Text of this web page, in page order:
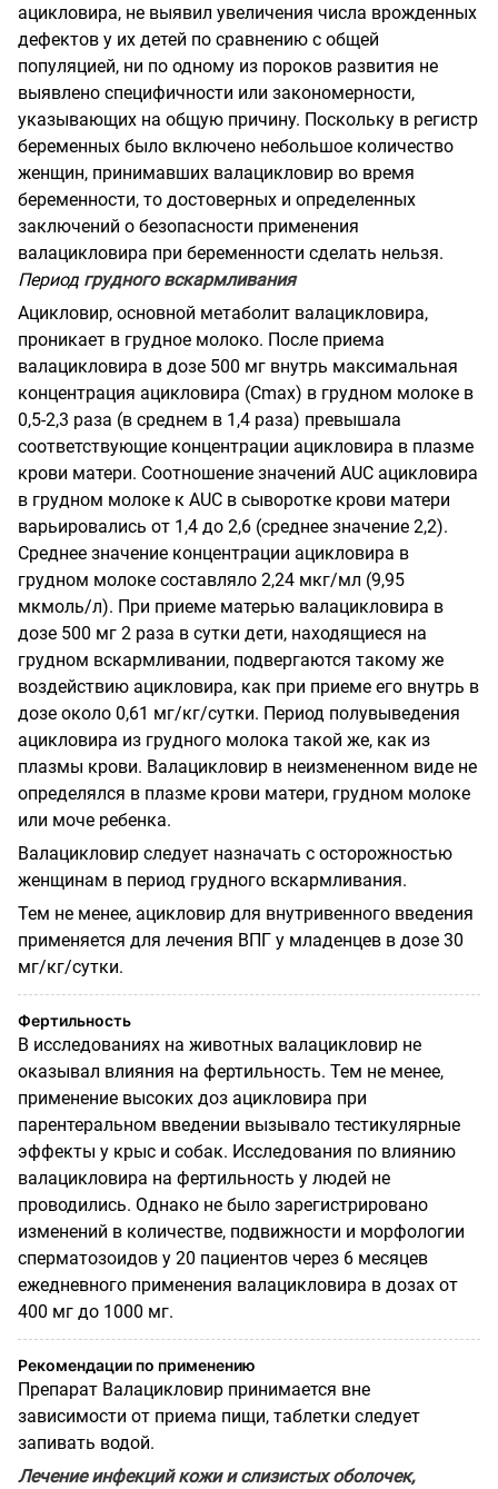
ацикловира, не выявил увеличения числа врожденных
дефектов у их детей по сравнению с общей
популяцией, ни по одному из пороков развития не
выявлено специфичности или закономерности,
указывающих на общую причину. Поскольку в регистр
беременных было включено небольшое количество
женщин, принимавших валацикловир во время
беременности, то достоверных и определенных
заключений о безопасности применения
валацикловира при беременности сделать нельзя.
Период грудного вскармливания
Ацикловир, основной метаболит валацикловира,
проникает в грудное молоко. После приема
валацикловира в дозе 500 мг внутрь максимальная
концентрация ацикловира (Сmах) в грудном молоке в
0,5-2,3 раза (в среднем в 1,4 раза) превышала
соответствующие концентрации ацикловира в плазме
крови матери. Соотношение значений AUC ацикловира
в грудном молоке к AUC в сыворотке крови матери
варьировались от 1,4 до 2,6 (среднее значение 2,2).
Среднее значение концентрации ацикловира в
грудном молоке составляло 2,24 мкг/мл (9,95
мкмоль/л). При приеме матерью валацикловира в
дозе 500 мг 2 раза в сутки дети, находящиеся на
грудном вскармливании, подвергаются такому же
воздействию ацикловира, как при приеме его внутрь в
дозе около 0,61 мг/кг/сутки. Период полувыведения
ацикловира из грудного молока такой же, как из
плазмы крови. Валацикловир в неизмененном виде не
определялся в плазме крови матери, грудном молоке
или моче ребенка.
Валацикловир следует назначать с осторожностью
женщинам в период грудного вскармливания.
Тем не менее, ацикловир для внутривенного введения
применяется для лечения ВПГ у младенцев в дозе 30
мг/кг/сутки.
Фертильность
В исследованиях на животных валацикловир не
оказывал влияния на фертильность. Тем не менее,
применение высоких доз ацикловира при
парентеральном введении вызывало тестикулярные
эффекты у крыс и собак. Исследования по влиянию
валацикловира на фертильность у людей не
проводились. Однако не было зарегистрировано
изменений в количестве, подвижности и морфологии
сперматозоидов у 20 пациентов через 6 месяцев
ежедневного применения валацикловира в дозах от
400 мг до 1000 мг.
Рекомендации по применению
Препарат Валацикловир принимается вне
зависимости от приема пищи, таблетки следует
запивать водой.
Лечение инфекций кожи и слизистых оболочек,